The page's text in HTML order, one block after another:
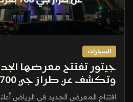
السيارات
جيتور تفتتح معرضها
وتكشف عن طراز جي 700 بعرض استثنائي
افتتاح المعرض الجديد في الرياض